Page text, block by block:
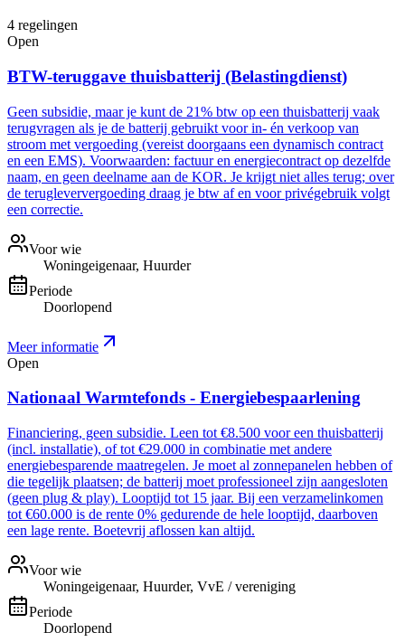
4 regelingen
Open
BTW-teruggave thuisbatterij (Belastingdienst)
Geen subsidie, maar je kunt de 21% btw op een thuisbatterij vaak
terugvragen als je de batterij gebruikt voor in- én verkoop van
stroom met vergoeding (vereist doorgaans een dynamisch contract
en een EMS). Voorwaarden: factuur en energiecontract op dezelfde
naam, en geen deelname aan de KOR. Je krijgt niet alles terug; over
de terugleververgoeding draag je btw af en voor privégebruik volgt
een correctie.
Voor wie
Woningeigenaar, Huurder
Periode
Doorlopend
Meer informatie
Open
Nationaal Warmtefonds - Energiebespaarlening
Financiering, geen subsidie. Leen tot €8.500 voor een thuisbatterij
(incl. installatie), of tot €29.000 in combinatie met andere
energiebesparende maatregelen. Je moet al zonnepanelen hebben of
die tegelijk plaatsen; de batterij moet professioneel zijn aangesloten
(geen plug & play). Looptijd tot 15 jaar. Bij een verzamelinkomen
tot €60.000 is de rente 0% gedurende de hele looptijd, daarboven
een lage rente. Boetevrij aflossen kan altijd.
Voor wie
Woningeigenaar, Huurder, VvE / vereniging
Periode
Doorlopend